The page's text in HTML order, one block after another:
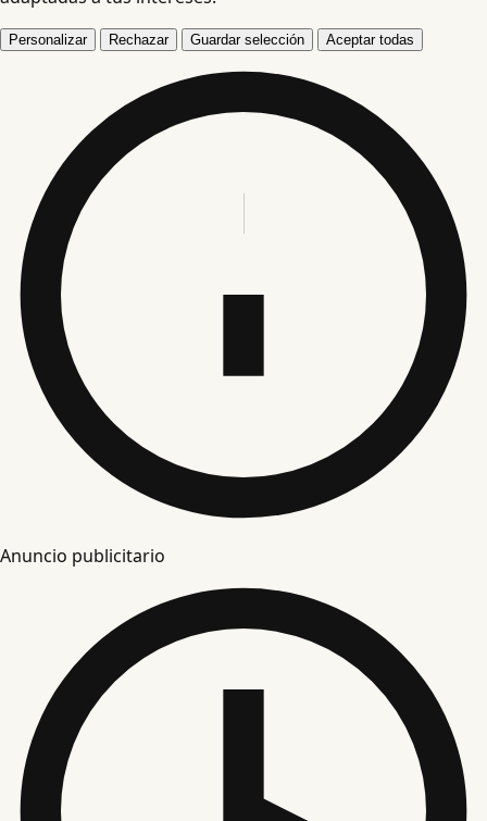
Personalizar Rechazar Guardar selección Aceptar todas
Anuncio publicitario